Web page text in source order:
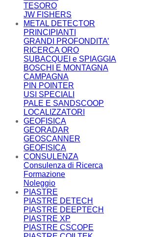
TESORO
JW FISHERS
METAL DETECTOR
PRINCIPIANTI
GRANDI PROFONDITA’
RICERCA ORO
SUBACQUEI e SPIAGGIA
BOSCHI E MONTAGNA
CAMPAGNA
PIN POINTER
USI SPECIALI
PALE E SANDSCOOP
LOCALIZZATORI
GEOFISICA
GEORADAR
GEOSCANNER
GEOFISICA
CONSULENZA
Consulenza di Ricerca
Formazione
Noleggio
PIASTRE
PIASTRE DETECH
PIASTRE DEEPTECH
PIASTRE XP
PIASTRE CSCOPE